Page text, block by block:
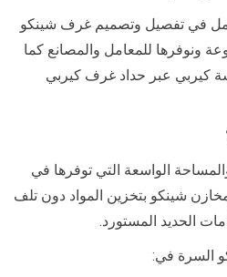
في تفصيل وتصميم غرف شينكو
ونوفرها للمعامل والمصانع كما
كيربي عبر حداد غرف كيربي
الواسعة التي توفرها في
شينكو بتخزين المواد دون تلف
الحديد المستورد.
السرة في: